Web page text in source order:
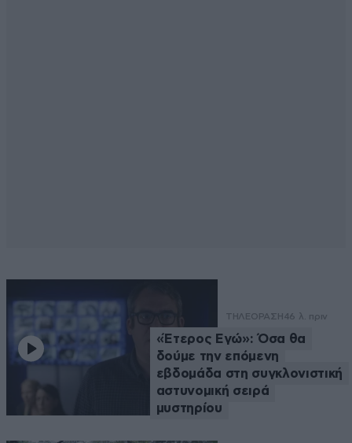
ΤΗΛΕΟΡΑΣΗ46 λ. πριν
«Έτερος Εγώ»: Όσα θα
δούμε την επόμενη
εβδομάδα στη συγκλονιστική
αστυνομική σειρά
μυστηρίου